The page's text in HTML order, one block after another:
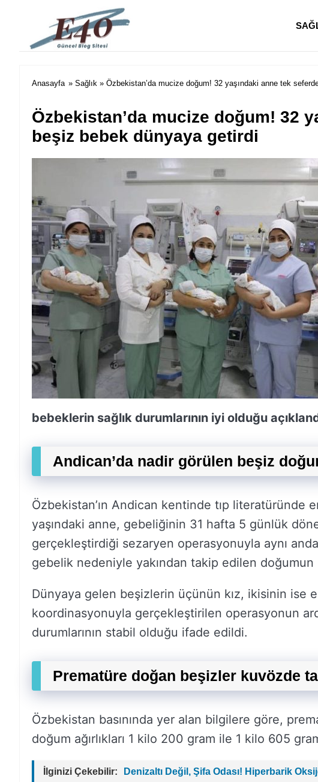
e40 Blog
Anasayfa » Sağlık » Özbekistan’da mucize doğum! 32 yaşındaki anne tek
Özbekistan’da mucize doğum! 32
beşiz bebek dünyaya getirdi
bebeklerin sağlık durumlarının iyi olduğu
Andican’da nadir görülen beşiz
Özbekistan’ın Andican kentinde tıp literatüründe
yaşındaki anne, gebeliğinin 31 hafta 5 günlük
gerçekleştirdiği sezaryen operasyonuyla aynı
gebelik nedeniyle yakından takip edilen doğumun
Dünyaya gelen beşizlerin üçünün kız, ikisinin ise
koordinasyonuyla gerçekleştirilen operasyonun
durumlarının stabil olduğu ifade edildi.
Prematüre doğan beşizler kuvözde
Özbekistan basınında yer alan bilgilere göre,
doğum ağırlıkları 1 kilo 200 gram ile 1 kilo 605
İlginizi Çekebilir: Denizaltı Değil, Şifa Odası! Hiperbarik